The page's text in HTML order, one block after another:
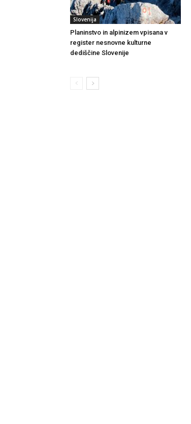
Slovenija
Planinstvo in alpinizem vpisana v
register nesnovne kulturne
dediščine Slovenije